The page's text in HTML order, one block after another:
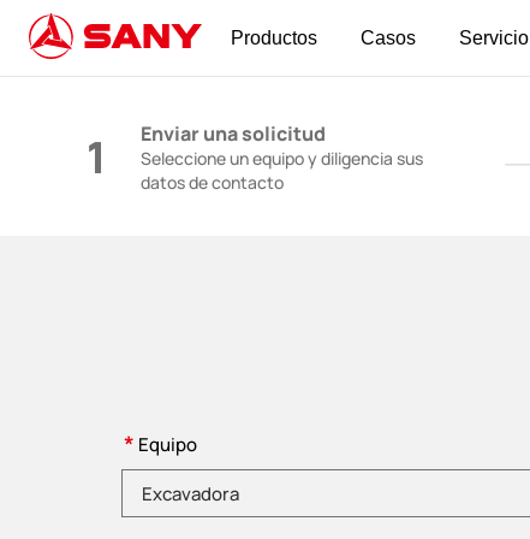
Productos Casos Servicio
1 Enviar una solicitud
Seleccione un equipo y diligencia sus
datos de contacto
* Equipo